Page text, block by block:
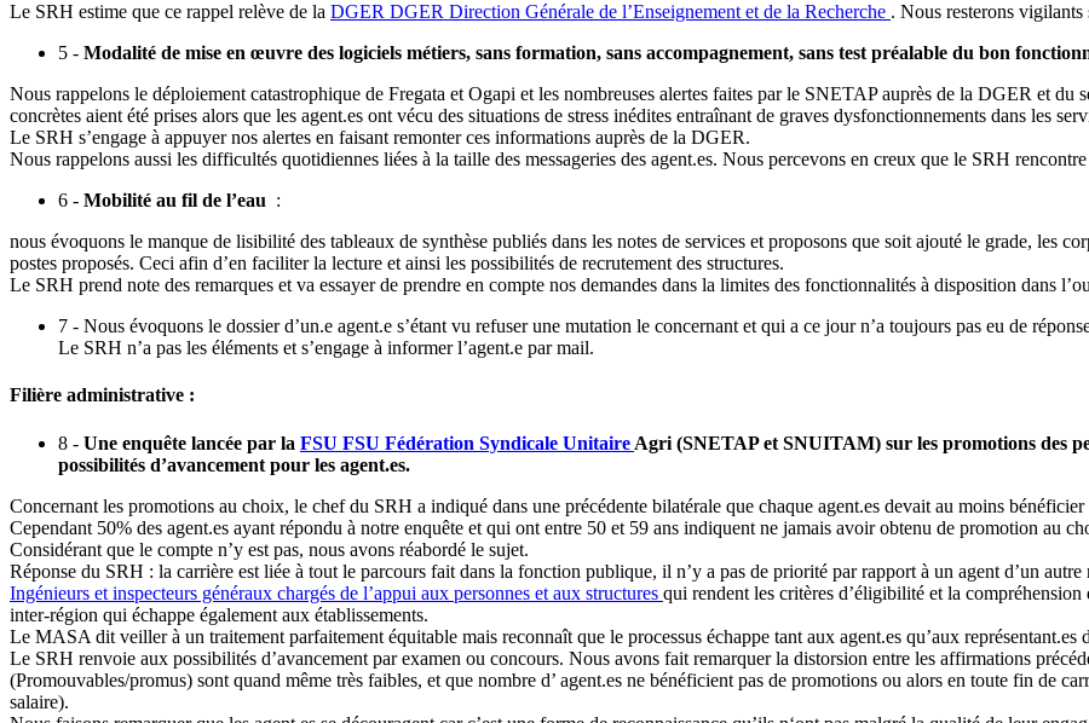
Le SRH estime que ce rappel relève de la DGER DGER Direction Générale de l’Enseignement et de la Recherche . Nous resterons
5 - Modalité de mise en œuvre des logiciels métiers, sans formation, sans accompagnement, sans test préalable du bon
Nous rappelons le déploiement catastrophique de Fregata et Ogapi et les nombreuses alertes faites par le SNETAP auprès de la DGER et du
concrètes aient été prises alors que les agent.es ont vécu des situations de stress inédites entraînant de graves dysfonctionnements dans les
Le SRH s’engage à appuyer nos alertes en faisant remonter ces informations auprès de la DGER.
Nous rappelons aussi les difficultés quotidiennes liées à la taille des messageries des agent.es. Nous percevons en creux que le SRH
6 - Mobilité au fil de l’eau :
nous évoquons le manque de lisibilité des tableaux de synthèse publiés dans les notes de services et proposons que soit ajouté le grade, les
postes proposés. Ceci afin d’en faciliter la lecture et ainsi les possibilités de recrutement des structures.
Le SRH prend note des remarques et va essayer de prendre en compte nos demandes dans la limites des fonctionnalités à disposition dans
7 - Nous évoquons le dossier d’un.e agent.e s’étant vu refuser une mutation le concernant et qui a ce jour n’a toujours pas eu de
Le SRH n’a pas les éléments et s’engage à informer l’agent.e par mail.
Filière administrative :
8 - Une enquête lancée par la FSU FSU Fédération Syndicale Unitaire Agri (SNETAP et SNUITAM) sur les promotions des
possibilités d’avancement pour les agent.es.
Concernant les promotions au choix, le chef du SRH a indiqué dans une précédente bilatérale que chaque agent.es devait au moins
Cependant 50% des agent.es ayant répondu à notre enquête et qui ont entre 50 et 59 ans indiquent ne jamais avoir obtenu de promotion au
Considérant que le compte n’y est pas, nous avons réabordé le sujet.
Réponse du SRH : la carrière est liée à tout le parcours fait dans la fonction publique, il n’y a pas de priorité par rapport à un agent d’un
Ingénieurs et inspecteurs généraux chargés de l’appui aux personnes et aux structures qui rendent les critères d’éligibilité et la
inter-région qui échappe également aux établissements.
Le MASA dit veiller à un traitement parfaitement équitable mais reconnaît que le processus échappe tant aux agent.es qu’aux représentant.es
Le SRH renvoie aux possibilités d’avancement par examen ou concours. Nous avons fait remarquer la distorsion entre les affirmations
(Promouvables/promus) sont quand même très faibles, et que nombre d’ agent.es ne bénéficient pas de promotions ou alors en toute fin de
salaire).